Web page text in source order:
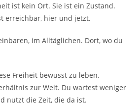
ist kein Ort. Sie ist ein Zustand.
erreichbar, hier und jetzt.
im Alltäglichen. Dort, wo du
Freiheit bewusst zu leben,
zur Welt. Du wartest weniger
nutzt die Zeit, die da ist.